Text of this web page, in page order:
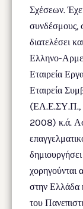
Σχέσεων.
συνδέσμους,
διατελέσει
Ελληνο-
Εταιρεία
Εταιρεία
(ΕΛ.Ε.ΣΥ.Π.,
2008) κ.ά.
χορηγούνται
στην Ελλάδα
του